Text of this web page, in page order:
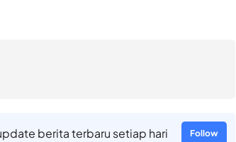
berita terbaru setiap hari Follow